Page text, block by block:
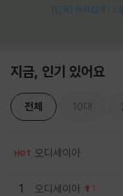
[단독] 독서집게 / L
지금, 인기 있어요
전체 10대
HOT 오디세이아
1 오디세이아 1